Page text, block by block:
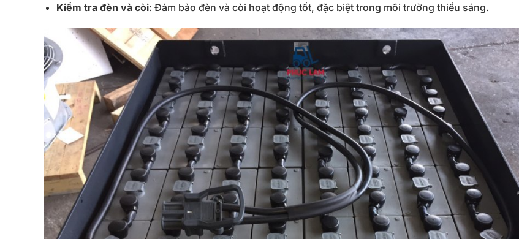
Kiểm tra đèn và còi: Đảm bảo đèn và còi hoạt động tốt, đặc biệt trong môi trường thiếu sáng.